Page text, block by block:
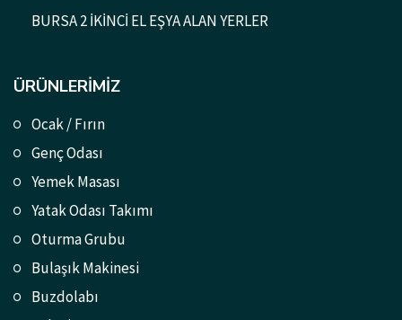
BURSA 2 İKİNCİ EL EŞYA ALAN YERLER
ÜRÜNLERIMIZ
Ocak / Fırın
Genç Odası
Yemek Masası
Yatak Odası Takımı
Oturma Grubu
Bulaşık Makinesi
Buzdolabı